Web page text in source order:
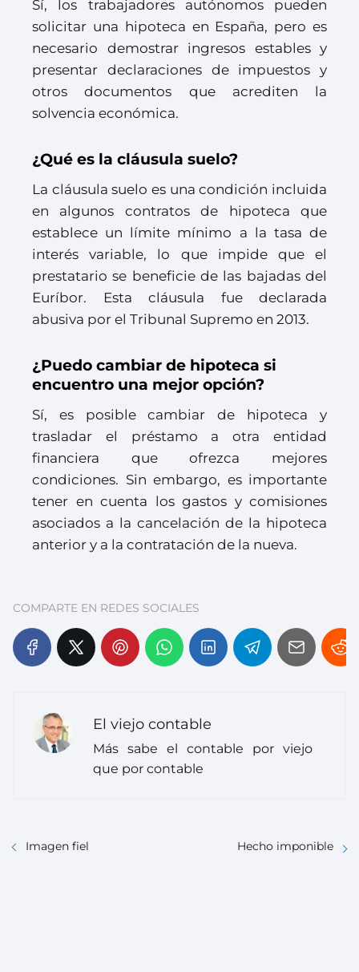
Sí, los trabajadores autónomos pueden
solicitar una hipoteca en España, pero es
necesario demostrar ingresos estables y
presentar declaraciones de impuestos y
otros documentos que acrediten la
solvencia económica.
¿Qué es la cláusula suelo?
La cláusula suelo es una condición incluida
en algunos contratos de hipoteca que
establece un límite mínimo a la tasa de
interés variable, lo que impide que el
prestatario se beneficie de las bajadas del
Euríbor. Esta cláusula fue declarada
abusiva por el Tribunal Supremo en 2013.
¿Puedo cambiar de hipoteca si
encuentro una mejor opción?
Sí, es posible cambiar de hipoteca y
trasladar el préstamo a otra entidad
financiera que ofrezca mejores
condiciones. Sin embargo, es importante
tener en cuenta los gastos y comisiones
asociados a la cancelación de la hipoteca
anterior y a la contratación de la nueva.
COMPARTE EN REDES SOCIALES
El viejo contable
Más sabe el contable por viejo
que por contable
Imagen fiel Hecho imponible